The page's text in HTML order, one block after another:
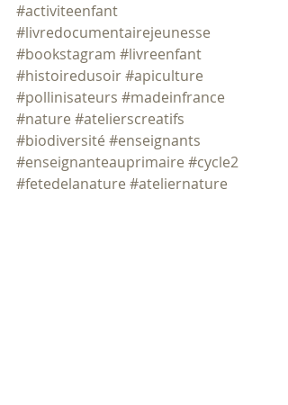
#activiteenfant
#livredocumentairejeunesse
#bookstagram #livreenfant
#histoiredusoir#apiculture
#pollinisateurs #madeinfrance
#nature #atelierscreatifs
#biodiversité #enseignants
#enseignanteauprimaire #cycle2
#fetedelanature #ateliernature